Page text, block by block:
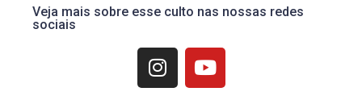
Veja mais sobre esse culto nas nossas redes
sociais